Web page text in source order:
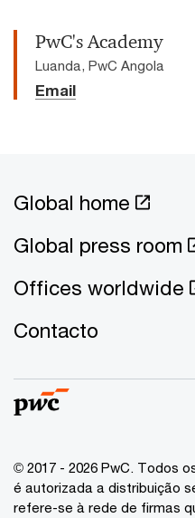
PwC's Academy
Luanda, PwC Angola
Email
Global home
Global press room
Offices worldwide
Contacto
© 2017 - 2026 PwC. Todos
é autorizada a distribuição
refere-se à rede de firmas